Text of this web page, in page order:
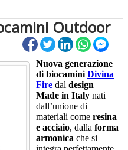
Outdoor
Nuova generazione
di biocamini Divina
Fire dal design
Made in Italy nati
dall’unione di
materiali come resina
e acciaio, dalla forma
armonica che si